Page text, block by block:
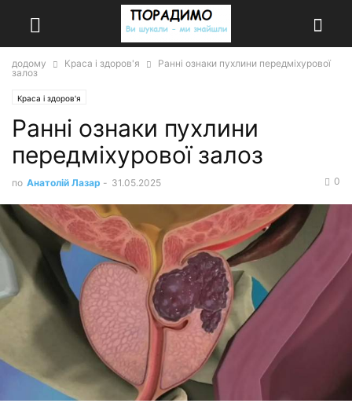
додому Краса і здоров'я
Ранні ознаки пухлини передміхурової
залоз
Краса і здоров'я
Ранні ознаки пухлини
передміхурової залоз
по Анатолій Лазар - 31.05.2025 0